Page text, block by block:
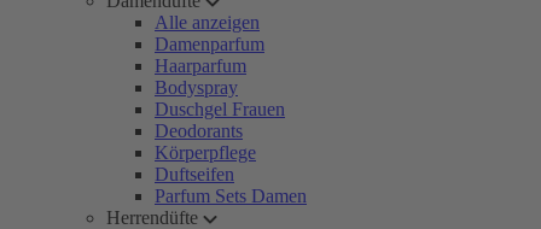
Alle anzeigen
Damenparfum
Haarparfum
Bodyspray
Duschgel Frauen
Deodorants
Körperpflege
Duftseifen
Parfum Sets Damen
Herrendüfte